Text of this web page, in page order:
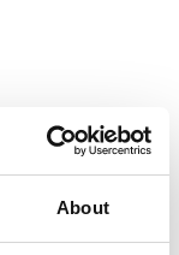
About
i